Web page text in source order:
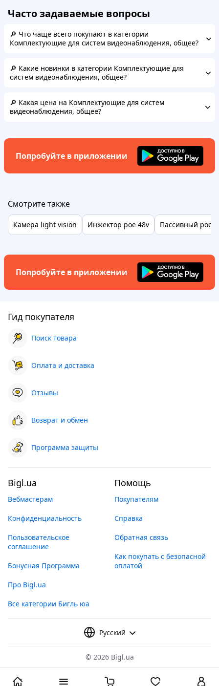
Часто задаваемые вопросы
🔎 Что чаще всего покупают в категории
Комплектующие для систем видеонаблюдения, общее?
🔎 Какие новинки в категории Комплектующие для
систем видеонаблюдения, общее?
🔎 Какая цена на Комплектующие для систем
видеонаблюдения, общее?
Попробуйте в приложении
Смотрите также
Камера light vision Инжектор poe 48v Пассивный poe
Попробуйте в приложении
Гид покупателя
Поиск товара
Оплата и доставка
Отзывы
Возврат и обмен
Программа защиты
Bigl.ua
Вебмастерам
Конфиденциальность
Пользовательское
соглашение
Бонусная Программа
Про Bigl.ua
Все категории Бигль юа
Помощь
Покупателям
Справка
Обратная связь
Как покупать с безопасной
оплатой
Русский
© 2026 Bigl.ua